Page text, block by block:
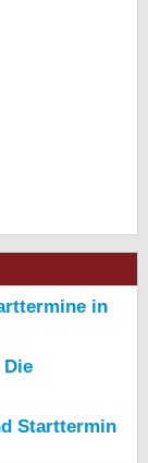
in
Die
Starttermin